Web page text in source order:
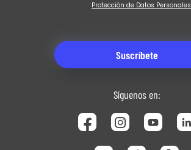
Protección de Datos Personales
Síguenos en: